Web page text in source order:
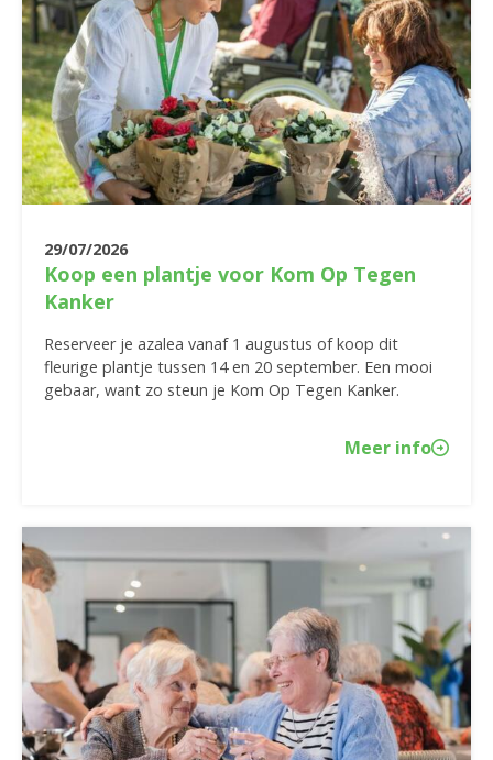
29/07/2026
Koop een plantje voor Kom Op Tegen
Kanker
Reserveer je azalea vanaf 1 augustus of koop dit
fleurige plantje tussen 14 en 20 september. Een mooi
gebaar, want zo steun je Kom Op Tegen Kanker.
Meer info